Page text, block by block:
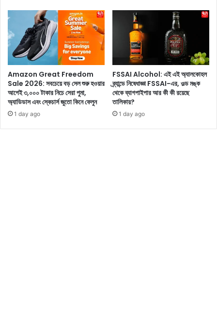
ত
ফি
র্স
!Amazon Great Freedom
Sale 2026: সবচেয়ে বড় সেল শুরু হওয়ার
আগেই ৩,০০০ টাকার নিচে সেরা পুমা,
অ্যাডিডাস এবং স্কেচার্স জুতো কিনে ফেলুন
1 day ago
FSSAI Alcohol: এই এই অ্যালকোহল
ব্র্যান্ডে নিষেধাজ্ঞা FSSAI-এর, ওল্ড মঙ্ক
থেকে ব্যাগপাইপার আর কী কী রয়েছে
তালিকায়?
1 day ago